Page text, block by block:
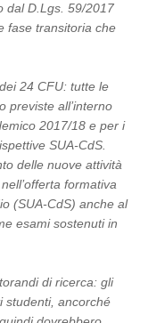
dal D.Lgs. 59/2017
fase transitoria che
24 CFU: tutte le
previste all’interno
2017/18 e per i
SUA-CdS.
delle nuove attività
formativa
(SUA-CdS) anche al
esami sostenuti in
di ricerca: gli
studenti, ancorché